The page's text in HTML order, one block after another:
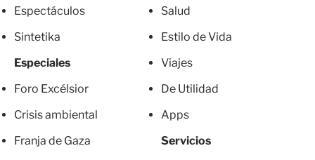
Espectáculos
Sintetika
Especiales
Foro Excélsior
Crisis ambiental
Franja de Gaza
Salud
Estilo de Vida
Viajes
De Utilidad
Apps
Servicios